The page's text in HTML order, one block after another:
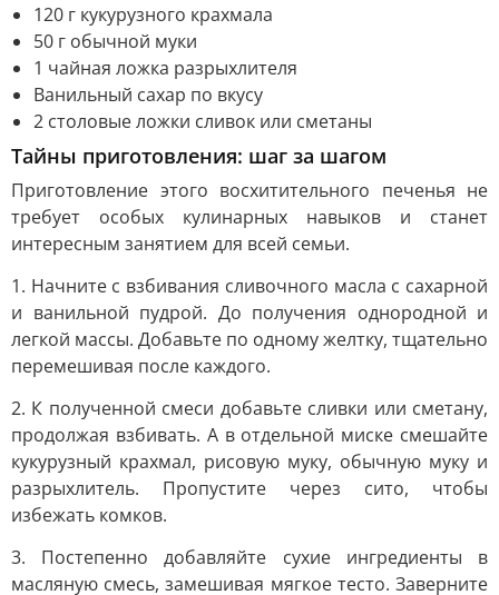
120 г кукурузного крахмала
50 г обычной муки
1 чайная ложка разрыхлителя
Ванильный сахар по вкусу
2 столовые ложки сливок или сметаны
Тайны приготовления: шаг за шагом
Приготовление этого восхитительного печенья не
требует особых кулинарных навыков и станет
интересным занятием для всей семьи.
1. Начните с взбивания сливочного масла с сахарной
и ванильной пудрой. До получения однородной и
легкой массы. Добавьте по одному желтку, тщательно
перемешивая после каждого.
2. К полученной смеси добавьте сливки или сметану,
продолжая взбивать. А в отдельной миске смешайте
кукурузный крахмал, рисовую муку, обычную муку и
разрыхлитель. Пропустите через сито, чтобы
избежать комков.
3. Постепенно добавляйте сухие ингредиенты в
масляную смесь, замешивая мягкое тесто. Заверните